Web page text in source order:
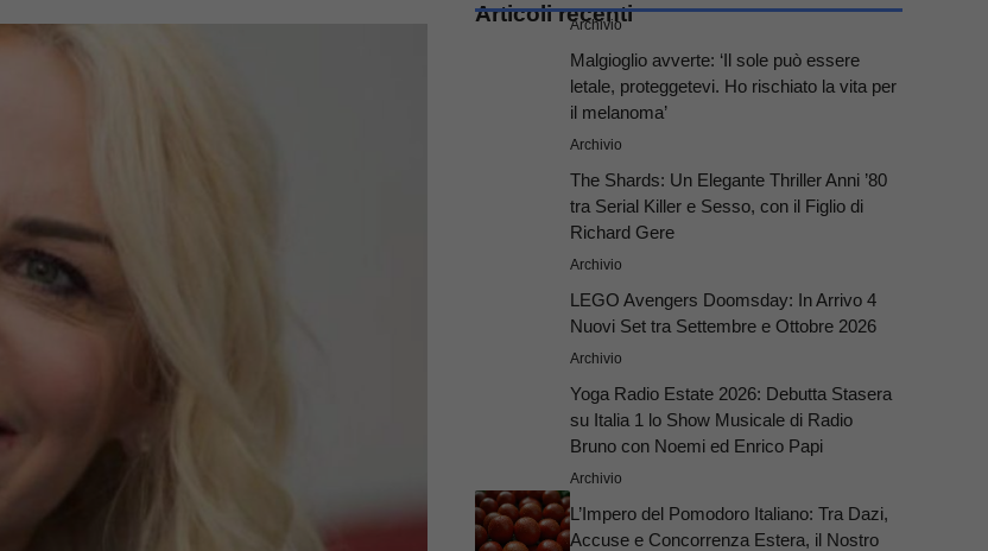
Articoli recenti
Archivio
Malgioglio avverte: ‘Il sole può essere
letale, proteggetevi. Ho rischiato la vita per
il melanoma’
Archivio
The Shards: Un Elegante Thriller Anni ’80
tra Serial Killer e Sesso, con il Figlio di
Richard Gere
Archivio
LEGO Avengers Doomsday: In Arrivo 4
Nuovi Set tra Settembre e Ottobre 2026
Archivio
Yoga Radio Estate 2026: Debutta Stasera
su Italia 1 lo Show Musicale di Radio
Bruno con Noemi ed Enrico Papi
Archivio
L’Impero del Pomodoro Italiano: Tra Dazi,
Accuse e Concorrenza Estera, il Nostro